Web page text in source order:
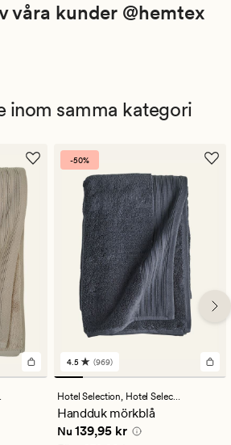
våra kunder @hemtex
inom samma kategori
-50%
969
omdömen
med
ett
genomsnittligt
betyg
4.5 (969)
Hotel Selection, Hotel Selection
Handduk mörkblå
Nuvarande pris
Nu 139,95 kr